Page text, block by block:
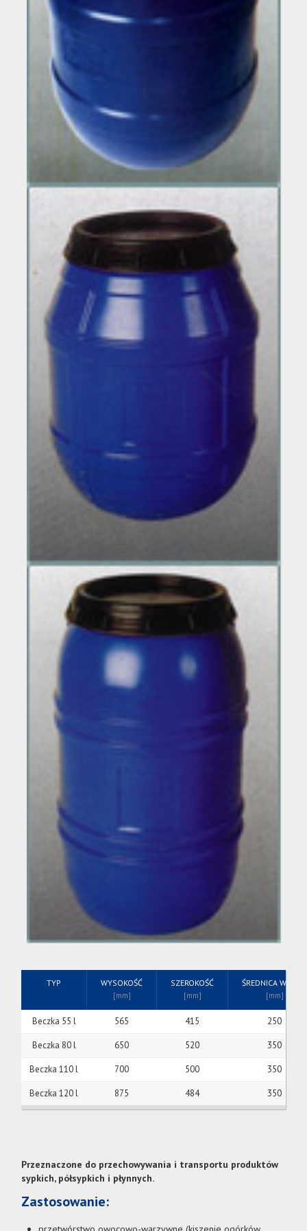
TYP WYSOKOŚĆ
[mm]
SZEROKOŚĆ
[mm]
ŚREDNICA WLEWU
[mm]
Beczka 55 l 565 415 250
Beczka 80 l 650 520 350
Beczka 110 l 700 500 350
Beczka 120 l 875 484 350
Przeznaczone do przechowywania i transportu produktów
sypkich, półsypkich i płynnych.
Zastosowanie: